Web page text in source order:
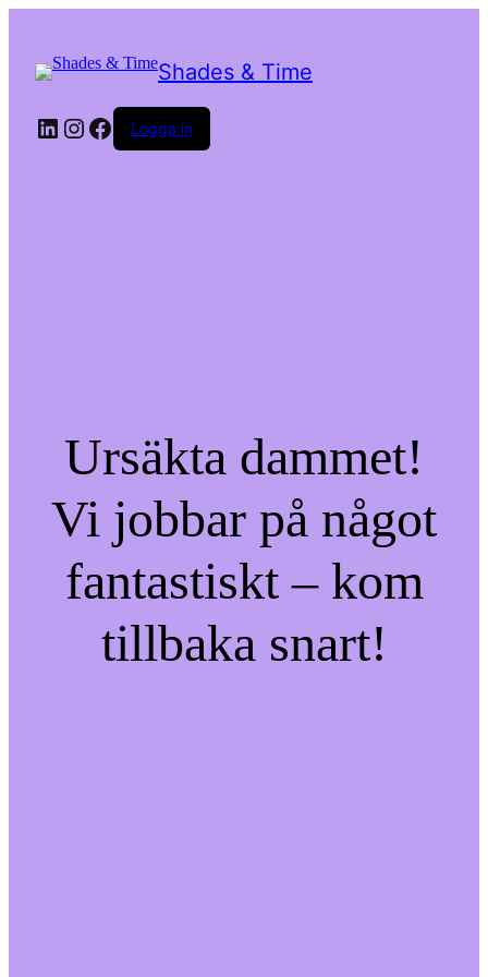
Shades & Time
LinkedIn
Instagram
Facebook
Logga in
Ursäkta dammet!
Vi jobbar på något
fantastiskt – kom
tillbaka snart!